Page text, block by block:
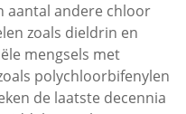
aantal andere chloor
zoals dieldrin en
mengsels met
polychloorbifenylen
de laatste decennia